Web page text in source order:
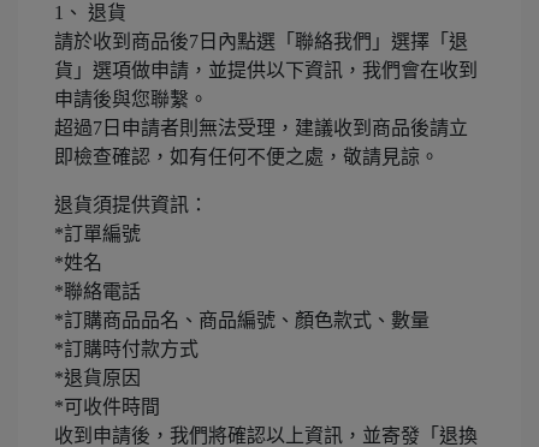
1、 退貨
請於收到商品後7日內點選「聯絡我們」選擇「退
貨」選項做申請，並提供以下資訊，我們會在收到
申請後與您聯繫。
超過7日申請者則無法受理，建議收到商品後請立
即檢查確認，如有任何不便之處，敬請見諒。
退貨須提供資訊：
*訂單編號
*姓名
*聯絡電話
*訂購商品品名、商品編號、顏色款式、數量
*訂購時付款方式
*退貨原因
*可收件時間
收到申請後，我們將確認以上資訊，並寄發「退換